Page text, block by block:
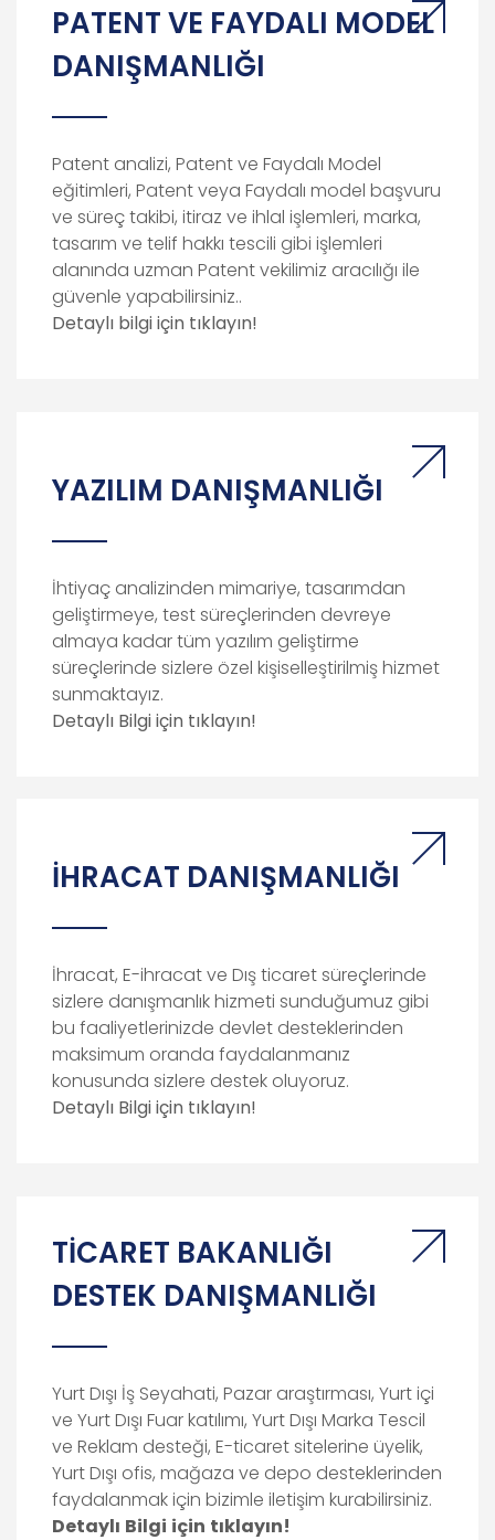
PATENT VE FAYDALI MODEL
DANIŞMANLIĞI
Patent analizi, Patent ve Faydalı Model
eğitimleri, Patent veya Faydalı model başvuru
ve süreç takibi, itiraz ve ihlal işlemleri, marka,
tasarım ve telif hakkı tescili gibi işlemleri
alanında uzman Patent vekilimiz aracılığı ile
güvenle yapabilirsiniz..
Detaylı bilgi için tıklayın!
YAZILIM DANIŞMANLIĞI
İhtiyaç analizinden mimariye, tasarımdan
geliştirmeye, test süreçlerinden devreye
almaya kadar tüm yazılım geliştirme
süreçlerinde sizlere özel kişiselleştirilmiş hizmet
sunmaktayız.
Detaylı Bilgiiçin tıklayın!
İHRACAT DANIŞMANLIĞI
İhracat, E-ihracat ve Dış ticaret süreçlerinde
sizlere danışmanlık hizmeti sunduğumuz gibi
bu faaliyetlerinizde devlet desteklerinden
maksimum oranda faydalanmanız
konusunda sizlere destek oluyoruz.
Detaylı Bilgiiçin tıklayın!
TİCARET BAKANLIĞI
DESTEK DANIŞMANLIĞI
Yurt Dışı İş Seyahati, Pazar araştırması, Yurt içi
ve Yurt Dışı Fuar katılımı, Yurt Dışı Marka Tescil
ve Reklam desteği, E-ticaret sitelerine üyelik,
Yurt Dışı ofis, mağaza ve depo desteklerinden
faydalanmak için bizimle iletişim kurabilirsiniz.
Detaylı Bilgi için tıklayın!